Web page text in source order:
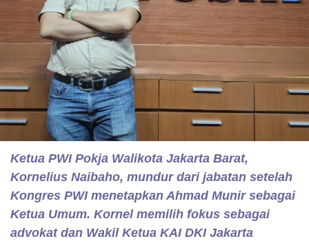
Ketua PWI Pokja Walikota Jakarta Barat,
Kornelius Naibaho, mundur dari jabatan setelah
Kongres PWI menetapkan Ahmad Munir sebagai
Ketua Umum. Kornel memilih fokus sebagai
advokat dan Wakil Ketua KAI DKI Jakarta